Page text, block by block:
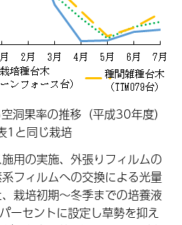
洞果率の推移（平成30年度）
1と同じ栽培
用の実施、外張りフィルムの
フィルムへの交換による光量
栽培初期～冬季までの培養液
ーセントに設定し草勢を抑え